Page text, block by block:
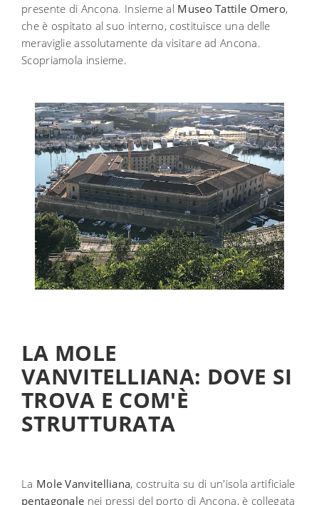
presente di Ancona. Insieme al Museo Tattile Omero,
che è ospitato al suo interno, costituisce una delle
meraviglie assolutamente da visitare ad Ancona.
Scopriamola insieme.
LA MOLE
VANVITELLIANA: DOVE SI
TROVA E COM'È
STRUTTURATA
La Mole Vanvitelliana, costruita su di un'isola artificiale
pentagonale nei pressi del porto di Ancona, è collegata